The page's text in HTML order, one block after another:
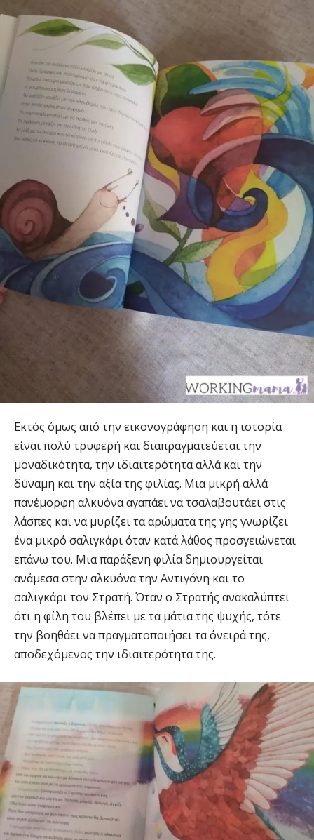
Εκτός όμως από την εικονογράφηση και η ιστορία
είναι πολύ τρυφερή και διαπραγματεύεται την
μοναδικότητα, την ιδιαιτερότητα αλλά και την
δύναμη και την αξία της φιλίας. Μια μικρή αλλά
πανέμορφη αλκυόνα αγαπάει να τσαλαβουτάει στις
λάσπες και να μυρίζει τα αρώματα της γης γνωρίζει
ένα μικρό σαλιγκάρι όταν κατά λάθος προσγειώνεται
επάνω του. Μια παράξενη φιλία δημιουργείται
ανάμεσα στην αλκυόνα την Αντιγόνη και το
σαλιγκάρι τον Στρατή. Όταν ο Στρατής ανακαλύπτει
ότι η φίλη του βλέπει με τα μάτια της ψυχής, τότε
την βοηθάει να πραγματοποιήσει τα όνειρά της,
αποδεχόμενος την ιδιαιτερότητα της.